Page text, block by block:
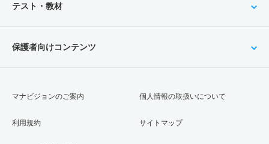
テスト・教材
保護者向けコンテンツ
マナビジョンのご案内
利用規約
個人情報の取扱いについて
サイトマップ